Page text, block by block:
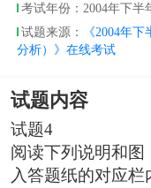
考试年份：2004年下半
试题来源：
《2004年
分析）》在线考试
试题内容
试题4
阅读下列说明和
入答题纸的对应栏